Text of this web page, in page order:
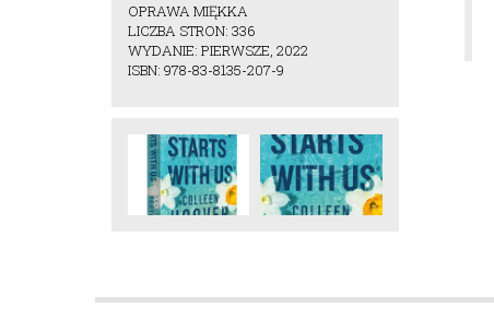
OPRAWA MIĘKKA
LICZBA STRON: 336
WYDANIE: PIERWSZE, 2022
ISBN: 978-83-8135-207-9